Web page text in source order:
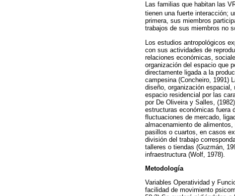
Las familias que habitan las
tienen una fuerte interacción;
primera, sus miembros
trabajos de sus miembros no
Los estudios antropológicos
con sus actividades de
relaciones económicas,
organización del espacio que
directamente ligada a la
campesina (Concheiro, 1991)
diseño, organización espacial,
espacio residencial por las
por De Oliveira y Salles,
estructuras económicas fuera
fluctuaciones de mercado,
almacenamiento de
pasillos o cuartos, en casos
división del trabajo
talleres o tiendas (Guzmán,
infraestructura (Wolf, 1978).
Metodología
Variables Operatividad y
facilidad de movimiento